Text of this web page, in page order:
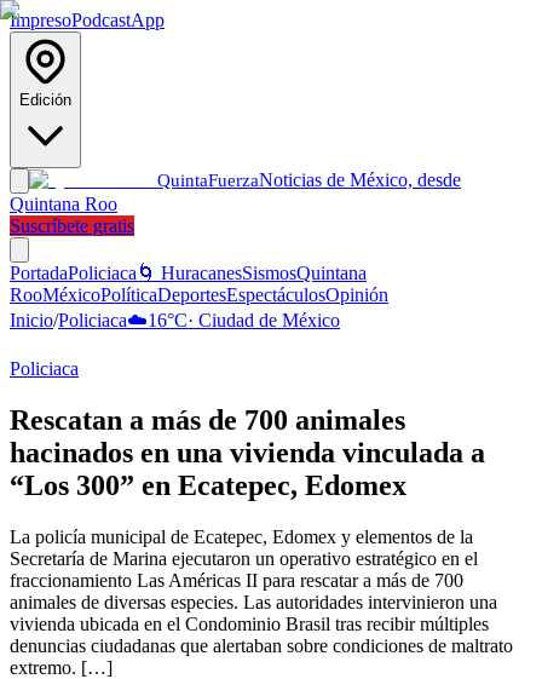
ImpresoPodcastApp
Edición
QuintaFuerzaNoticias de México, desde
Quintana Roo
Suscríbete gratis
PortadaPoliciaca 🌀 HuracanesSismosQuintana
RooMéxicoPolíticaDeportesEspectáculosOpinión
Inicio/Policiaca☁️16°C· Ciudad de México
Policiaca
Rescatan a más de 700 animales
hacinados en una vivienda vinculada a
“Los 300” en Ecatepec, Edomex
La policía municipal de Ecatepec, Edomex y elementos de la
Secretaría de Marina ejecutaron un operativo estratégico en el
fraccionamiento Las Américas II para rescatar a más de 700
animales de diversas especies. Las autoridades intervinieron una
vivienda ubicada en el Condominio Brasil tras recibir múltiples
denuncias ciudadanas que alertaban sobre condiciones de maltrato
extremo. […]